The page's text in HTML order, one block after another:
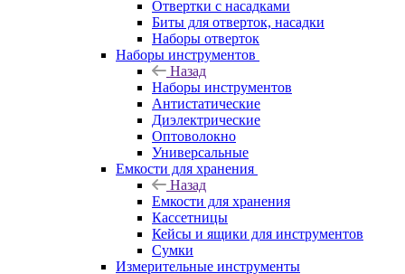
Отвертки с насадками
Биты для отверток, насадки
Наборы отверток
Наборы инструментов
Назад
Наборы инструментов
Антистатические
Диэлектрические
Оптоволокно
Универсальные
Емкости для хранения
Назад
Емкости для хранения
Кассетницы
Кейсы и ящики для инструментов
Сумки
Измерительные инструменты